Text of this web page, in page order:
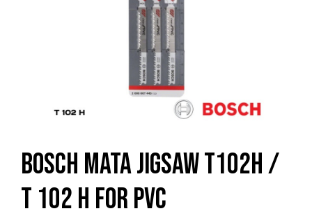
Bosch Mata Jigsaw T102H /
T 102 H for PVC